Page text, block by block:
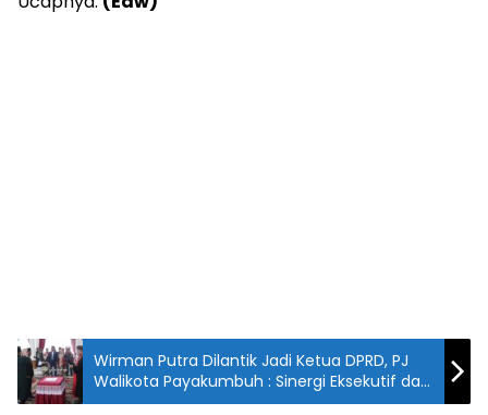
Wirman Putra Dilantik Jadi Ketua DPRD, PJ
Walikota Payakumbuh : Sinergi Eksekutif dan
Legislatif Dukung Pembangunan Daerah